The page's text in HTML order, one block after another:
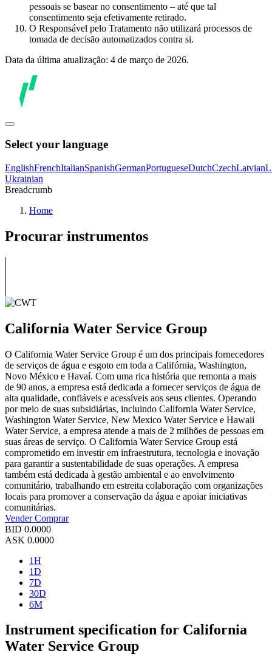
pessoais se basear no consentimento – até que tal
consentimento seja efetivamente retirado.
O Responsável pelo Tratamento não utilizará processos de
tomada de decisão automatizados contra si.
Data da última atualização: 4 de março de 2026.
Select your language
EnglishFrenchItalianSpanishGermanPortugueseDutchCzechLatvian
Ukrainian
Breadcrumb
Home
Procurar instrumentos
California Water Service Group
O California Water Service Group é um dos principais fornecedores
de serviços de água e esgoto em toda a Califórnia, Washington,
Novo México e Havaí. Com uma rica história que remonta a mais
de 90 anos, a empresa está dedicada a fornecer serviços de água de
alta qualidade, confiáveis e acessíveis aos seus clientes. Operando
por meio de suas subsidiárias, incluindo California Water Service,
Washington Water Service, New Mexico Water Service e Hawaii
Water Service, a empresa atende a mais de 2 milhões de pessoas em
suas áreas de serviço. O California Water Service Group está
comprometido em investir em infraestrutura, tecnologia e inovação
para garantir a sustentabilidade de suas operações. A empresa
também está dedicada à gestão ambiental e ao envolvimento
comunitário, trabalhando em estreita colaboração com organizações
locais para promover a conservação da água e apoiar iniciativas
comunitárias.
VenderComprar
BID 0.0000
ASK 0.0000
1H
1D
7D
30D
6M
Instrument specification for California
Water Service Group